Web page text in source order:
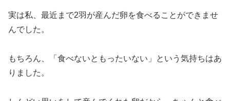
実は私、最近まで2羽が産んだ卵を食べることができませ
んでした。
もちろん、「食べないともったいない」という気持ちはあ
りました。